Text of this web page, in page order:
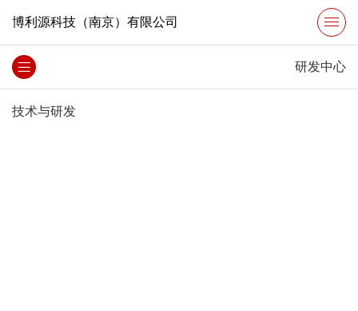
博利源科技（南京）有限公司
研发中心
技术与研发